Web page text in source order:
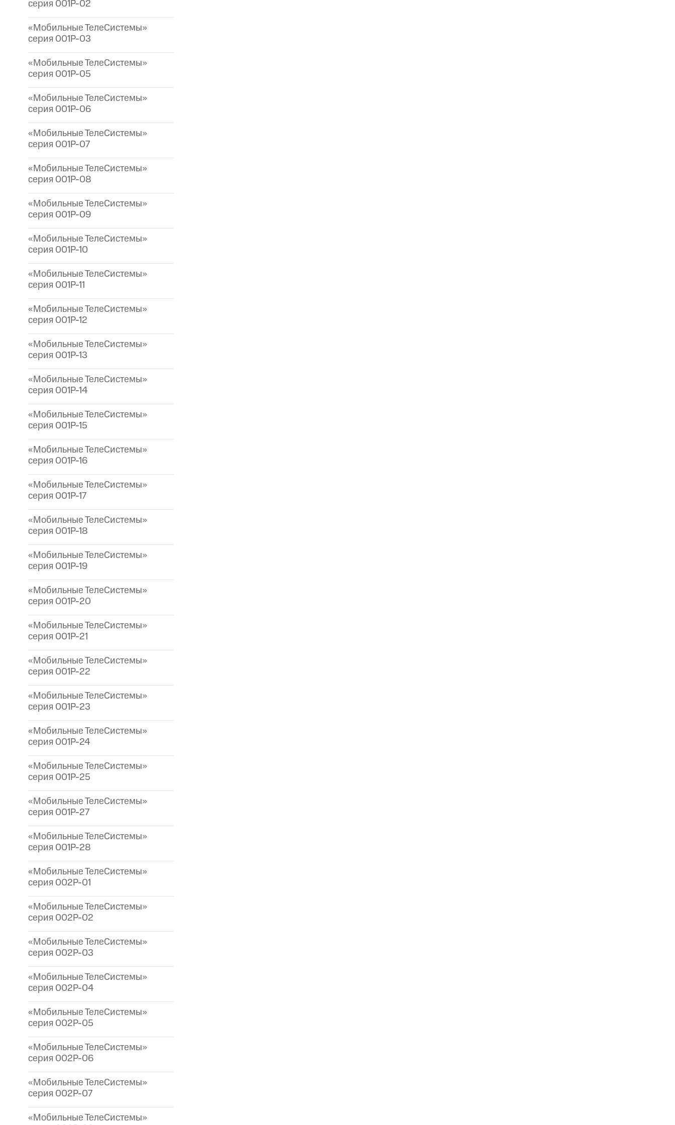
серия 001P-02
«Мобильные ТелеСистемы»
серия 001P-03
«Мобильные ТелеСистемы»
серия 001P-05
«Мобильные ТелеСистемы»
серия 001P-06
«Мобильные ТелеСистемы»
серия 001P-07
«Мобильные ТелеСистемы»
серия 001P-08
«Мобильные ТелеСистемы»
серия 001P-09
«Мобильные ТелеСистемы»
серия 001P-10
«Мобильные ТелеСистемы»
серия 001P-11
«Мобильные ТелеСистемы»
серия 001P-12
«Мобильные ТелеСистемы»
серия 001P-13
«Мобильные ТелеСистемы»
серия 001P-14
«Мобильные ТелеСистемы»
серия 001P-15
«Мобильные ТелеСистемы»
серия 001P-16
«Мобильные ТелеСистемы»
серия 001P-17
«Мобильные ТелеСистемы»
серия 001P-18
«Мобильные ТелеСистемы»
серия 001P-19
«Мобильные ТелеСистемы»
серия 001P-20
«Мобильные ТелеСистемы»
серия 001P-21
«Мобильные ТелеСистемы»
серия 001P-22
«Мобильные ТелеСистемы»
серия 001P-23
«Мобильные ТелеСистемы»
серия 001P-24
«Мобильные ТелеСистемы»
серия 001P-25
«Мобильные ТелеСистемы»
серия 001P-27
«Мобильные ТелеСистемы»
серия 001P-28
«Мобильные ТелеСистемы»
серия 002P-01
«Мобильные ТелеСистемы»
серия 002P-02
«Мобильные ТелеСистемы»
серия 002P-03
«Мобильные ТелеСистемы»
серия 002P-04
«Мобильные ТелеСистемы»
серия 002P-05
«Мобильные ТелеСистемы»
серия 002P-06
«Мобильные ТелеСистемы»
серия 002P-07
«Мобильные ТелеСистемы»